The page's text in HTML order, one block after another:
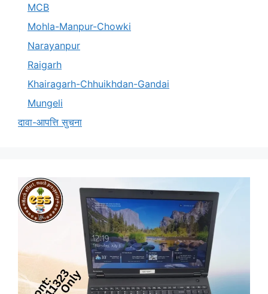
MCB
Mohla-Manpur-Chowki
Narayanpur
Raigarh
Khairagarh-Chhuikhdan-Gandai
Mungeli
दावा-आपत्ति सुचना